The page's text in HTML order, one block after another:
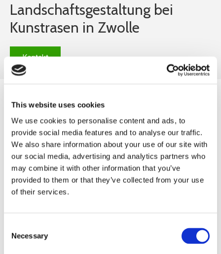
This website uses cookies
We use cookies to personalise content and ads, to
provide social media features and to analyse our traffic.
We also share information about your use of our site with
our social media, advertising and analytics partners who
may combine it with other information that you’ve
provided to them or that they’ve collected from your use
of their services.
Selection
Necessary
Landschaftsgestaltung bei
Kunstrasen in Zwolle
Kontakt
Kunstrasen sind sehr geliebt und werden heutzutage auf
Spielplätzen, Sportplätzen, in Gärten, Ferienanlagen und